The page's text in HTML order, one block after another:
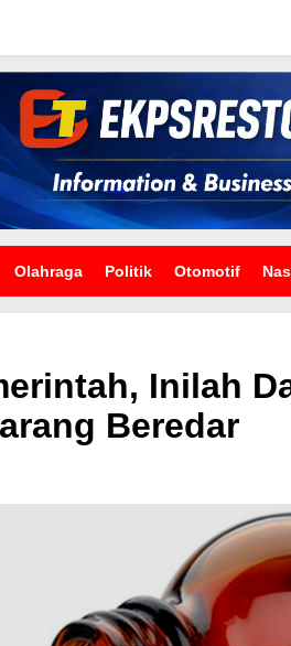
Olahraga Politik Otomotif
Inilah
Beredar